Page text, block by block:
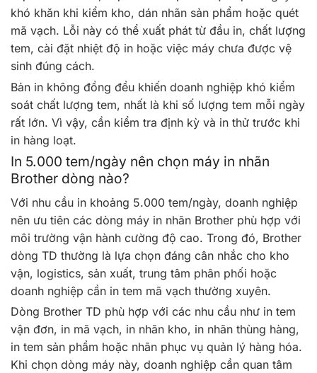
khó khăn khi kiểm kho, dán nhãn sản phẩm hoặc quét
mã vạch. Lỗi này có thể xuất phát từ đầu in, chất lượng
tem, cài đặt nhiệt độ in hoặc việc máy chưa được vệ
sinh đúng cách.
Bản in không đồng đều khiến doanh nghiệp khó kiểm
soát chất lượng tem, nhất là khi số lượng tem mỗi ngày
rất lớn. Vì vậy, cần kiểm tra định kỳ và in thử trước khi
in hàng loạt.
In 5.000 tem/ngày nên chọn máy in nhãn
Brother dòng nào?
Với nhu cầu in khoảng 5.000 tem/ngày, doanh nghiệp
nên ưu tiên các dòng máy in nhãn Brother phù hợp với
môi trường vận hành cường độ cao. Trong đó, Brother
dòng TD thường là lựa chọn đáng cân nhắc cho kho
vận, logistics, sản xuất, trung tâm phân phối hoặc
doanh nghiệp cần in tem mã vạch thường xuyên.
Dòng Brother TD phù hợp với các nhu cầu như in tem
vận đơn, in mã vạch, in nhãn kho, in nhãn thùng hàng,
in tem sản phẩm hoặc nhãn phục vụ quản lý hàng hóa.
Khi chọn dòng máy này, doanh nghiệp cần quan tâm